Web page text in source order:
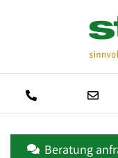
Anrufen E-
Beratung